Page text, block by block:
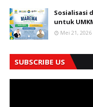
Sosialisasi
untuk
Mei 21, 2026
SUBSCRIBE US